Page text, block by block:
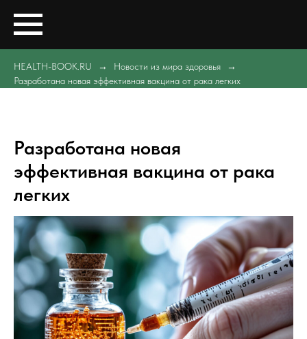
HEALTH-BOOK.RU
Новости из мира здоровья
Разработана новая эффективная вакцина от рака легких
Разработана новая
эффективная вакцина от рака
легких